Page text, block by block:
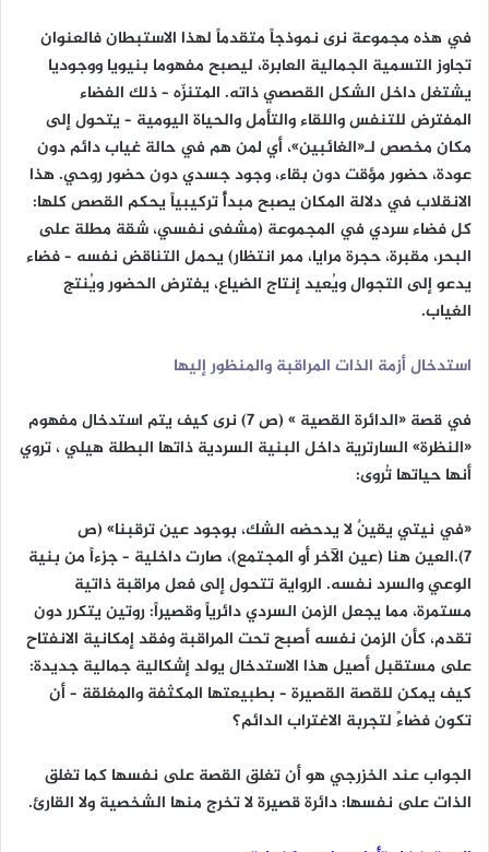
في هذه مجموعة نرى نموذجاً متقدماً لهذا الاستبطان فالعنوان
تجاوز التسمية الجمالية العابرة، ليصبح مفهوما بنيويا ووجوديا
يشتغل داخل الشكل القصصي ذاته. المتنزّه – ذلك الفضاء
المفترض للتنفس واللقاء والتأمل والحياة اليومية – يتحول إلى
مكان مخصص لـ«الغائبين»، أي لمن هم في حالة غياب دائم دون
عودة، حضور مؤقت دون بقاء، وجود جسدي دون حضور روحي. هذا
الانقلاب في دلالة المكان يصبح مبدأً تركيبياً يحكم القصص كلها:
كل فضاء سردي في المجموعة (مشفى نفسي، شقة مطلة على
البحر، مقبرة، حجرة مرايا، ممر انتظار) يحمل التناقض نفسه – فضاء
يدعو إلى التجوال ويُعيد إنتاج الضياع، يفترض الحضور ويُنتج
الغياب.
استدخال أزمة الذات المراقبة والمنظور إليها
في قصة «الدائرة القصية » (ص 7) نرى كيف يتم استدخال مفهوم
«النظرة» السارترية داخل البنية السردية ذاتها البطلة هيلي ، تروي
أنها حياتها تُروى:
«في نيتي يقينٌ لا يدحضه الشك، بوجود عين ترقبنا» (ص
7).العين هنا (عين الآخر أو المجتمع)، صارت داخلية – جزءاً من بنية
الوعي والسرد نفسه. الرواية تتحول إلى فعل مراقبة ذاتية
مستمرة، مما يجعل الزمن السردي دائرياً وقصيراً: روتين يتكرر دون
تقدم، كأن الزمن نفسه أصبح تحت المراقبة وفقد إمكانية الانفتاح
على مستقبل أصيل هذا الاستدخال يولد إشكالية جمالية جديدة:
كيف يمكن للقصة القصيرة – بطبيعتها المكثفة والمغلقة – أن
تكون فضاءً لتجربة الاغتراب الدائم؟
الجواب عند الخزرجي هو أن تغلق القصة على نفسها كما تغلق
الذات على نفسها: دائرة قصيرة لا تخرج منها الشخصية ولا القارئ.